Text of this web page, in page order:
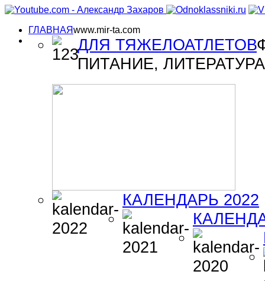
ГЛАВНАЯwww.mir-ta.com
ДЛЯ ТЯЖЕЛОАТЛЕТОВ
ПИТАНИЕ, ЛИТЕРАТУРА
КАЛЕНДАРЬ 2022